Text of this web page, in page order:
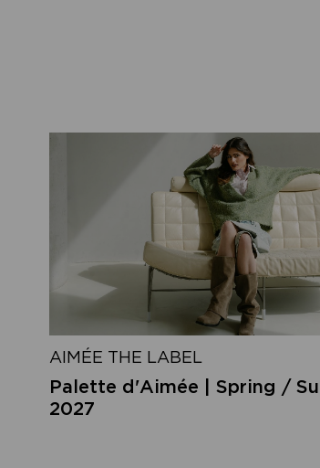
AIMÉE THE LABEL
Palette d'Aimée | Spring /
2027